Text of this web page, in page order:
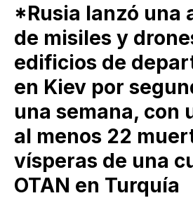
*Rusia lanzó una
de misiles y
edificios de
en Kiev por
una semana, con
al menos 22
vísperas de una
OTAN en Turquía